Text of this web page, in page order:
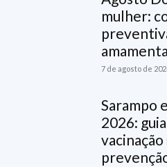
mulher:
7 de agosto de
Sarampo
2026: